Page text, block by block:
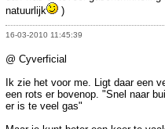
natuurlijk
)
16-03-2010 11:45:39
@ Cyverficial
Ik zie het voor me. Ligt daar een
een rots er bovenop. "Snel naar
er is te veel gas"